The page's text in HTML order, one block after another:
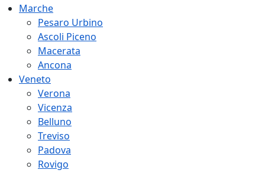
Marche
Pesaro Urbino
Ascoli Piceno
Macerata
Ancona
Veneto
Verona
Vicenza
Belluno
Treviso
Padova
Rovigo